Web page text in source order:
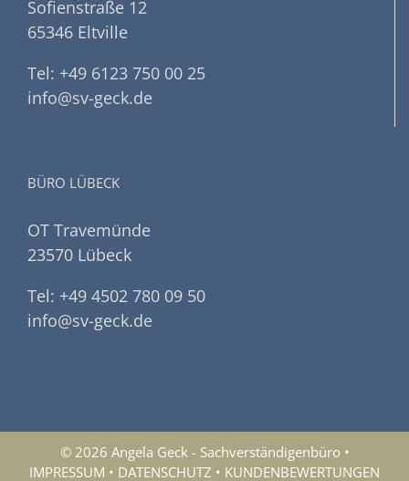
Sofienstraße 12
65346 Eltville
Tel: +49 6123 750 00 25
info@sv-geck.de
BÜRO LÜBECK
OT Travemünde
23570 Lübeck
Tel: +49 4502 780 09 50
info@sv-geck.de
© 2026 Angela Geck - Sachverständigenbüro •
IMPRESSUM • DATENSCHUTZ • KUNDENBEWERTUNGEN